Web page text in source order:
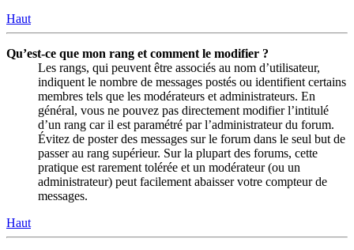
Haut
Qu’est-ce que mon rang et comment le modifier ?
Les rangs, qui peuvent être associés au nom d’utilisateur,
indiquent le nombre de messages postés ou identifient certains
membres tels que les modérateurs et administrateurs. En
général, vous ne pouvez pas directement modifier l’intitulé
d’un rang car il est paramétré par l’administrateur du forum.
Évitez de poster des messages sur le forum dans le seul but de
passer au rang supérieur. Sur la plupart des forums, cette
pratique est rarement tolérée et un modérateur (ou un
administrateur) peut facilement abaisser votre compteur de
messages.
Haut